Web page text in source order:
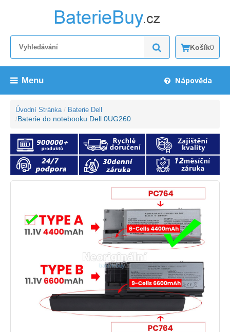
Košík0
Menu Nápověda
Úvodní Stránka Baterie Dell
Baterie do notebooku Dell 0UG260